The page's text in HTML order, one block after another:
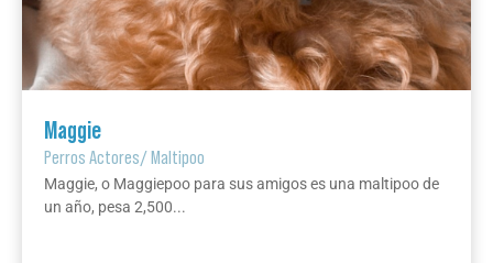
Maggie
Perros Actores/Maltipoo
Maggie, o Maggiepoo para sus amigos es una maltipoo de
un año, pesa 2,500...